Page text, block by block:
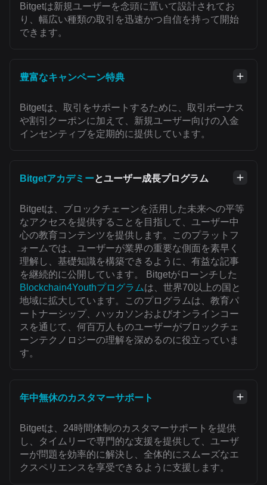
Bitgetは新規ユーザーを念頭に置いて設計されてお
り、幅広い種類の取引を迅速かつ自信を持って開始
できます。
豊富なキャンペーン特典
Bitgetは、取引をサポートするために、取引ボーナス
や割引クーポンに加えて、新規ユーザー向けの入金
インセンティブを定期的に提供しています。
Bitgetアカデミーとユーザー成長プログラム
Bitgetは、ブロックチェーンを活用した未来への平等
なアクセスを提供することを目指して、ユーザー中
心の教育コンテンツを提供します。このプラットフ
ォームでは、ユーザーが業界の重要な側面を素早く
理解し、基礎知識を構築できるように、有益な記事
を継続的に公開しています。 Bitgetがローンチした
Blockchain4Youthプログラムは、世界70以上の国と
地域に拡大しています。このプログラムは、教育パ
ートナーシップ、ハッカソンおよびオンラインコー
スを通じて、何百万人ものユーザーがブロックチェ
ーンテクノロジーの理解を深めるのに役立っていま
す。
年中無休のカスタマーサポート
Bitgetは、24時間体制のカスタマーサポートを提供
し、タイムリーで専門的な支援を提供して、ユーザ
ーが問題を効率的に解決し、全体的にスムーズなエ
クスペリエンスを享受できるように支援します。